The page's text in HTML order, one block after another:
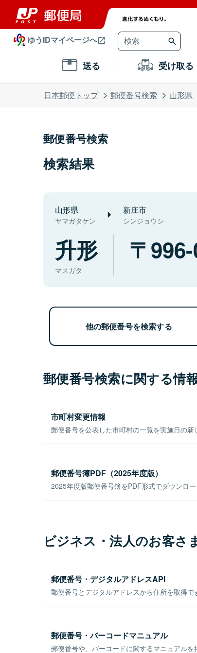
ゆうIDマイページへ
送る 受け取る
日本郵便トップ 郵便番号検索 山形県
郵便番号検索
検索結果
山形県
ヤマガタケン
新庄市
シンジョウシ
升形
マスガタ
他の郵便番号を検索する
郵便番号検索に関する情
市町村変更情報
郵便番号を公表した市町村の一覧を実施日の新
郵便番号簿PDF（2025年度版）
2025年度版郵便番号簿をPDF形式でダウンロー
ビジネス・法人のお客さ
郵便番号・デジタルアドレスAPI
郵便番号とデジタルアドレスから住所を取得で
郵便番号・バーコードマニュアル
郵便番号や、バーコードに関するマニュアルを